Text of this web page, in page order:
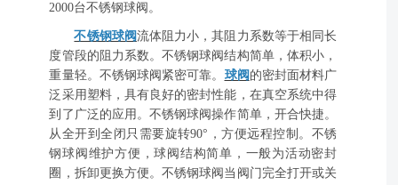
2000台不锈钢球阀。
不锈钢球阀流体阻力小，其阻力系数等于相同长
度管段的阻力系数。不锈钢球阀结构简单，体积小，
重量轻。不锈钢球阀紧密可靠。 球阀 的密封面材料广
泛采用塑料，具有良好的密封性能，在真空系统中得
到了广泛的应用。不锈钢球阀操作简单，开合快捷。
从全开到全闭只需要旋转90°，方便远程控制。不锈
钢球阀维护方便，球阀结构简单，一般为活动密封
圈，拆卸更换方便。不锈钢球阀当阀门完全打开或关